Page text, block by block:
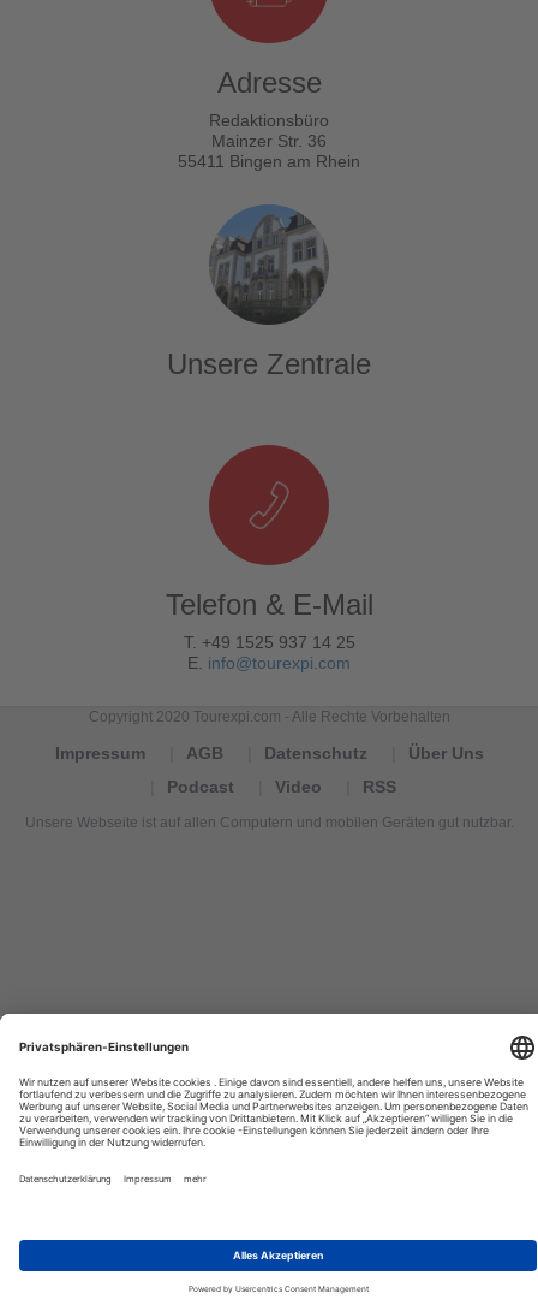
Adresse
Redaktionsbüro
Mainzer Str. 36
55411 Bingen am Rhein
Unsere Zentrale
Telefon & E-Mail
T. +49 1525 937 14 25
E. info@tourexpi.com
Copyright 2020 Tourexpi.com - Alle Rechte Vorbehalten
Impressum AGB Datenschutz
Über Uns
Podcast
Video RSS
Unsere Webseite ist auf allen Computern und mobilen Geräten gut nutzbar.
de
turismo,
Nachrichten,
новости
туризма,
tourism